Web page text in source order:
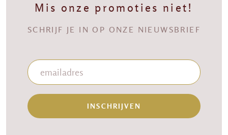
Mis onze promoties niet!
SCHRIJF JE IN OP ONZE NIEUWSBRIEF
INSCHRIJVEN